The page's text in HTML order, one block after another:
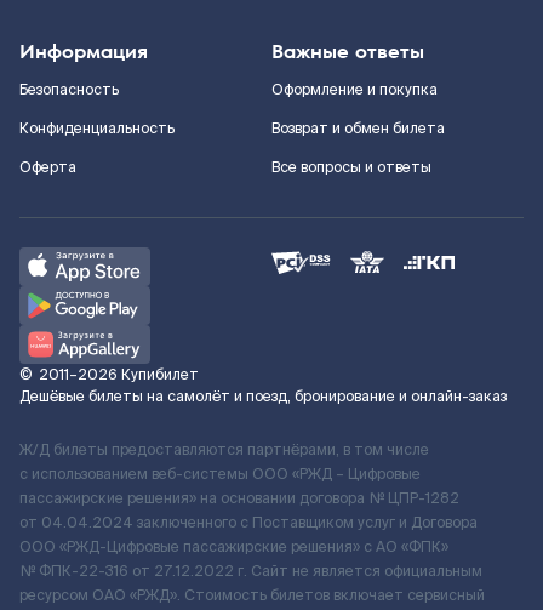
Информация
Безопасность
Конфиденциальность
Оферта
Важные ответы
Оформление и покупка
Возврат и обмен билета
Все вопросы и ответы
© 2011–2026 Купибилет
Дешёвые билеты на самолёт и поезд, бронирование и онлайн-заказ
Ж/Д билеты предоставляются партнёрами, в том числе
с использованием веб-системы ООО «РЖД – Цифровые
пассажирские решения» на основании договора № ЦПР-1282
от 04.04.2024 заключенного с Поставщиком услуг и Договора
ООО «РЖД-Цифровые пассажирские решения» c АО «ФПК»
№ ФПК-22-316 от 27.12.2022 г. Сайт не является официальным
ресурсом ОАО «РЖД». Стоимость билетов включает сервисный